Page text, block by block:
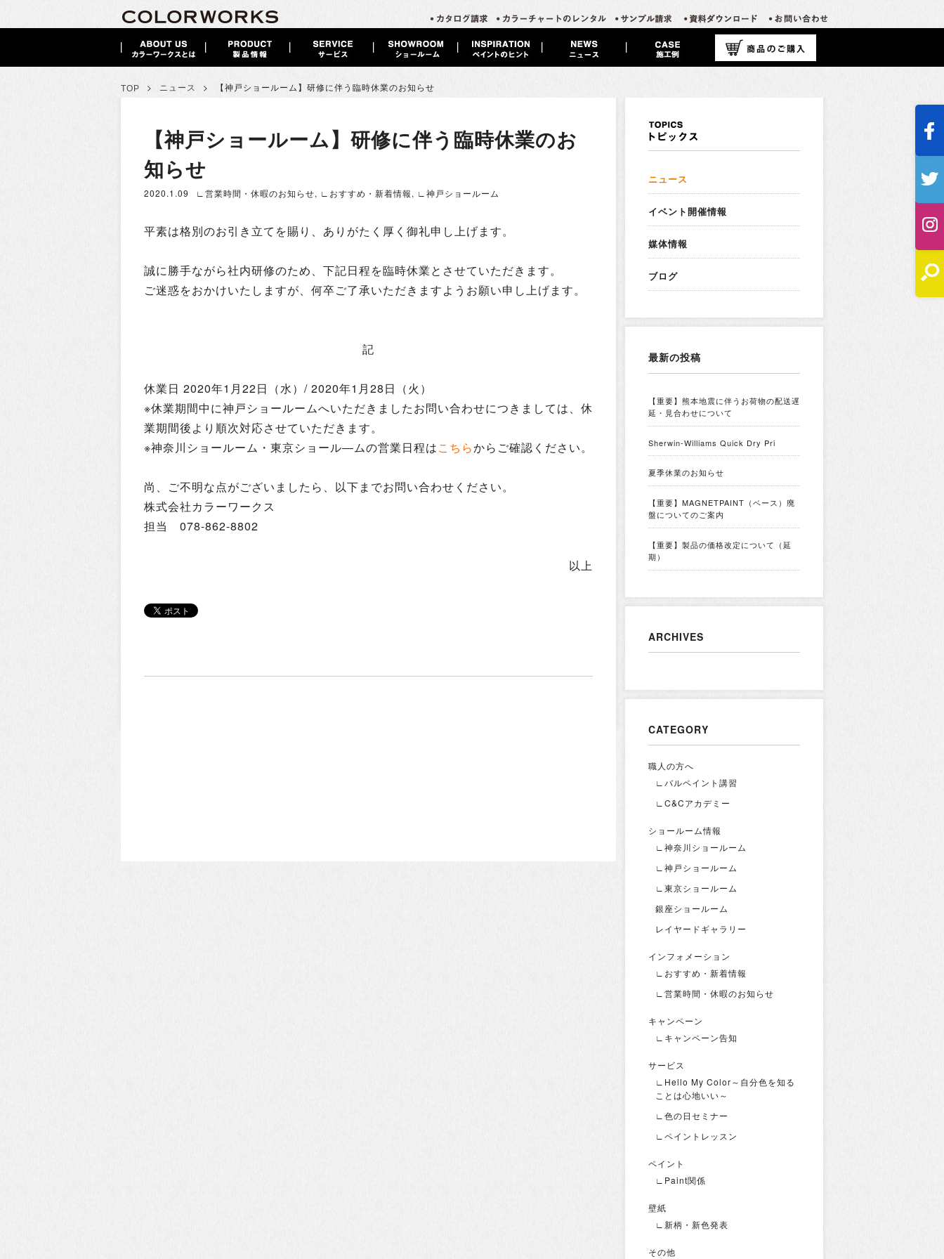
TOP > ニュース > 【神戸ショールーム】研修に伴う臨時休業のお知らせ
【神戸ショールーム】研修に伴う臨時休業のお
知らせ
2020.1.09 ∟営業時間・休暇のお知らせ, ∟おすすめ・新着情報, ∟神戸ショールーム
平素は格別のお引き立てを賜り、ありがたく厚く御礼申し上げます。
誠に勝手ながら社内研修のため、下記日程を臨時休業とさせていただきます。
ご迷惑をおかけいたしますが、何卒ご了承いただきますようお願い申し上げます。
記
休業日 2020年1月22日（水）/ 2020年1月28日（火）
※休業期間中に神戸ショールームへいただきましたお問い合わせにつきましては、休
業期間後より順次対応させていただきます。
※神奈川ショールーム・東京ショール―ムの営業日程はこちらからご確認ください。
尚、ご不明な点がございましたら、以下までお問い合わせください。
株式会社カラーワークス
担当 078-862-8802
以上
ニュース
イベント開催情報
媒体情報
ブログ
最新の投稿
【重要】熊本地震に伴うお荷物の配送遅
延・見合わせについて
Sherwin-Williams Quick Dry Pri
夏季休業のお知らせ
【重要】MAGNETPAINT（ベース）廃
盤についてのご案内
【重要】製品の価格改定について（延
期）
ARCHIVES
CATEGORY
職人の方へ
∟バルペイント講習
∟C&Cアカデミー
ショールーム情報
∟神奈川ショールーム
∟神戸ショールーム
∟東京ショールーム
銀座ショールーム
レイヤードギャラリー
インフォメーション
∟おすすめ・新着情報
∟営業時間・休暇のお知らせ
キャンペーン
∟キャンペーン告知
サービス
∟Hello My Color～自分色を知る
ことは心地いい～
∟色の日セミナー
∟ペイントレッスン
ペイント
∟Paint関係
壁紙
∟新柄・新色発表
その他